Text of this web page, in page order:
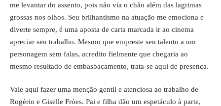
me levantar do assento, pois não via o chão além das lagrimas
grossas nos olhos. Seu brilhantismo na atuação me emociona e
diverte sempre, é uma aposta de carta marcada ir ao cinema
apreciar seu trabalho. Mesmo que empreste seu talento a um
personagem sem falas, acredito fielmente que chegaria ao
mesmo resultado de embasbacamento, trata-se aqui de presença.
Vale aqui fazer uma menção gentil e atenciosa ao trabalho de
Rogério e Giselle Fróes. Pai e filha dão um espetáculo à parte,